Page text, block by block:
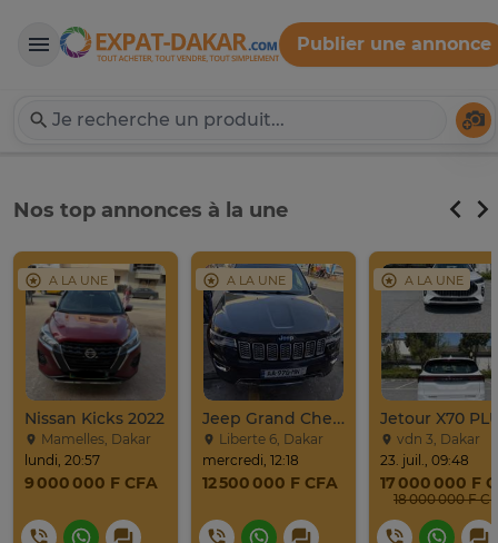
Expat-Dakar
Publier une annonce
Nos top annonces à la une
A LA UNE
Nissan Kicks 2022
Mamelles, Dakar
lundi, 20:57
9 000 000 F CFA
A LA UNE
Jeep Grand Cherokee Overland 2019 À Vendre
Liberte 6, Dakar
mercredi, 12:18
12 500 000 F CFA
A LA UNE
vdn 3, Dakar
23. juil., 09:48
17 000 000 F
18 000 000 F